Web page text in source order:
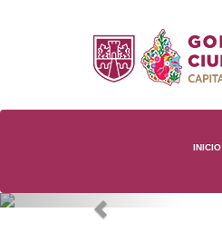
INICIO
Previous